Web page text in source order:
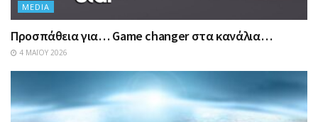
MEDIA
Προσπάθεια για… Game changer στα κανάλια…
4 ΜΑΪ́ΟΥ 2026